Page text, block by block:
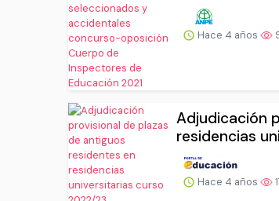
Hace 4 años
Adjudicación
residencias
Hace 4 años